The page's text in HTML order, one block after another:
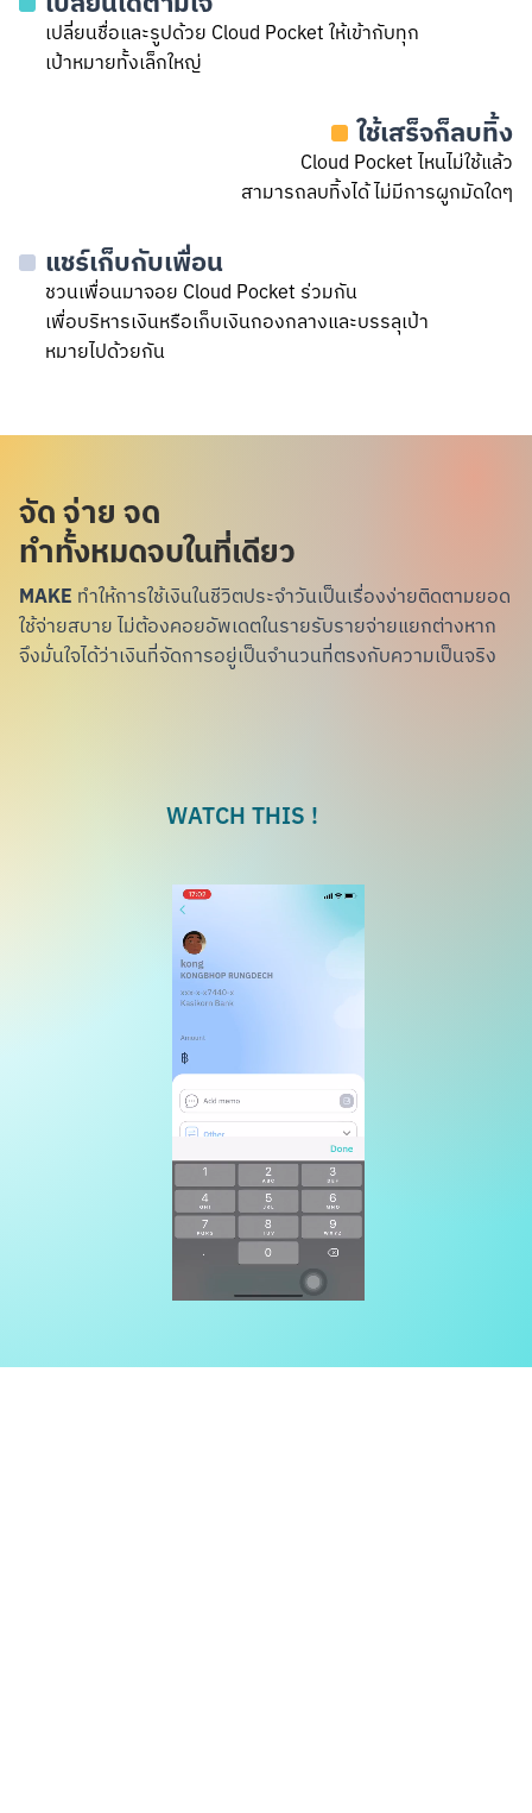
เปลี่ยนชื่อและรูปด้วย Cloud Pocket ให้เข้ากับทุก
เป้าหมายทั้งเล็กใหญ่
ใช้เสร็จก็ลบทิ้ง
Cloud Pocket ไหนไม่ใช้แล้ว
สามารถลบทิ้งได้ ไม่มีการผูกมัดใดๆ
แชร์เก็บกับเพื่อน
ชวนเพื่อนมาจอย Cloud Pocket ร่วมกัน
เพื่อบริหารเงินหรือเก็บเงินกองกลางและบรรลุเป้า
หมายไปด้วยกัน
จัด จ่าย จด
ทำทั้งหมดจบในที่เดียว
MAKE ทำให้การใช้เงินในชีวิตประจำวันเป็นเรื่องง่ายติดตามยอด
ใช้จ่ายสบาย ไม่ต้องคอยอัพเดตในรายรับรายจ่ายแยกต่างหาก
จึงมั่นใจได้ว่าเงินที่จัดการอยู่เป็นจำนวนที่ตรงกับความเป็นจริง
WATCH THIS !